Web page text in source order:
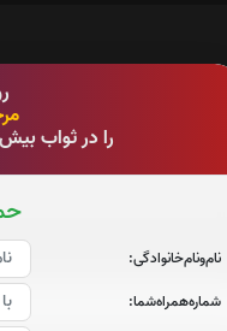
را در ثواب
نام‌و‌نام‌خانوادگی:
شماره‌همراه‌شما: